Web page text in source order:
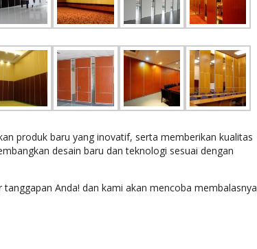
produk baru yang inovatif, serta memberikan kualitas
desain baru dan teknologi sesuai dengan
Anda! dan kami akan mencoba membalasnya